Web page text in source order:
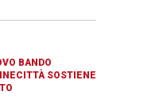
BANDO
SOSTIENE